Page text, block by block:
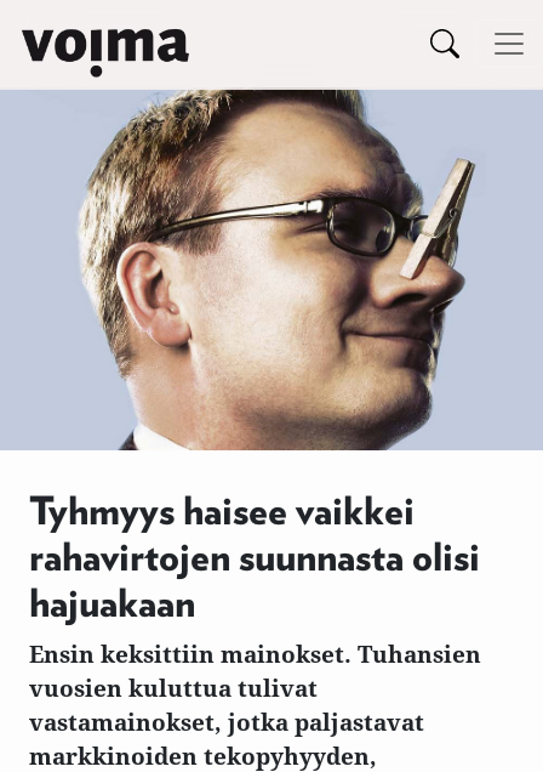
Siirry sisältöön
Päävalikko
Tyhmyys haisee vaikkei
rahavirtojen suunnasta olisi
hajuakaan
Ensin keksittiin mainokset. Tuhansien
vuosien kuluttua tulivat
vastamainokset, jotka paljastavat
markkinoiden tekopyhyyden,